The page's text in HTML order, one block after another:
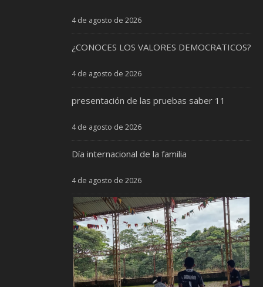
4 de agosto de 2026
¿CONOCES LOS VALORES DEMOCRATICOS?
4 de agosto de 2026
presentación de las pruebas saber 11
4 de agosto de 2026
Día internacional de la familia
4 de agosto de 2026